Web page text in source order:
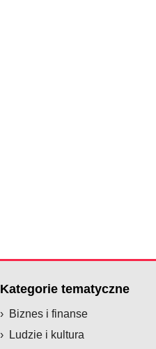
Kategorie tematyczne
Biznes i finanse
Ludzie i kultura